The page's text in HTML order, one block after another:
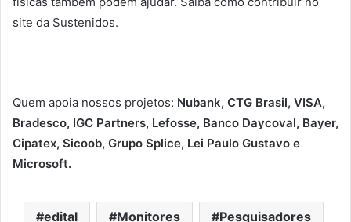
site da Sustenidos.
Quem apoia nossos projetos: Nubank, CTG Brasil, VISA,
Bradesco, IGC Partners, Lefosse, Banco Daycoval, Bayer,
Cipatex, Sicoob, Grupo Splice, Lei Paulo Gustavo e
Microsoft.
edital Monitores Pesquisadores